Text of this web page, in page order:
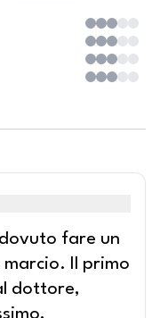
fare un
Il primo
dottore,